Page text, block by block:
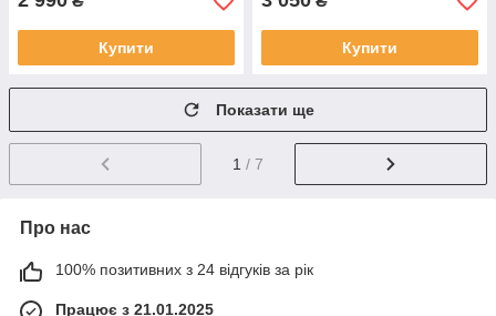
Купити Купити
Показати ще
1 / 7
Про нас
100% позитивних з 24 відгуків за рік
Працює з 21.01.2025